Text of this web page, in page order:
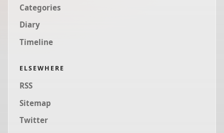
Categories
Diary
Timeline
ELSEWHERE
RSS
Sitemap
Twitter